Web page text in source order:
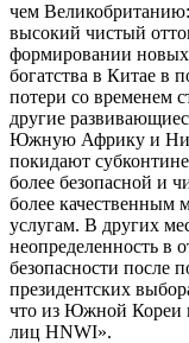
чем
высокий чистый
формировании новых
богатства в Китае в
потери со временем
другие
Южную Африку и
покидают
более безопасной и
более качественным
услугам. В других
неопределенность
безопасности после
президентских
что из Южной Кореи
лиц HNWI».